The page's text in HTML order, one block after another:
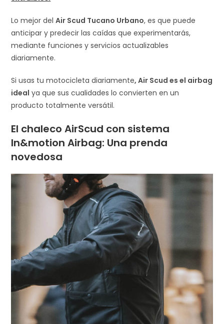
Lo mejor delAir Scud Tucano Urbano, es que puede
anticipar y predecir las caídas que experimentarás,
mediante funciones y servicios actualizables
diariamente.
Si usas tu motocicleta diariamente, Air Scud es el airbag
ideal ya que sus cualidades lo convierten en un
producto totalmente versátil.
El chaleco AirScud con sistema
In&motion Airbag: Una prenda
novedosa